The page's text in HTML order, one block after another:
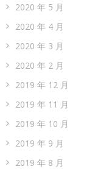
2020 年 5 月
2020 年 4 月
2020 年 3 月
2020 年 2 月
2019 年 12 月
2019 年 11 月
2019 年 10 月
2019 年 9 月
2019 年 8 月